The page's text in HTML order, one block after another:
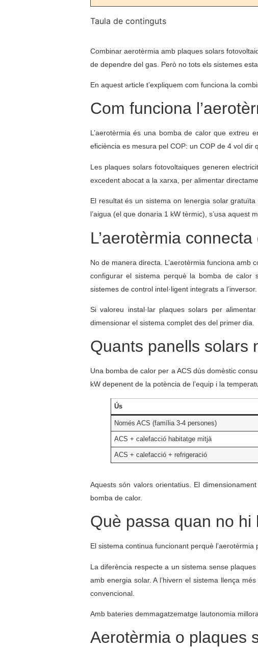
Taula de continguts
Combinar aerotèrmia amb plaques solars
de dependre del gas. Però no tots els sistemes
En aquest article t’expliquem com funciona la
Com funciona
L’aerotèrmia és una bomba de calor que extreu
eficiència es mesura pel COP: un COP de 4 vol dir
Les plaques solars fotovoltaiques generen
excedent abocat a la xarxa, per alimentar
El resultat és un sistema on lenergia solar
l’aigua (el que donaria 1 kW tèrmic), s’usa aquest
L’aerotèrmia
No de manera directa. L’aerotèrmia funciona amb
configurar el sistema perquè la bomba de calor
sistemes de control intel·ligent integrats a l’inversor.
Si valoreu instal·lar plaques solars per
dimensionar el sistema complet des del primer dia.
Quants panells solars
Una bomba de calor per a ACS dús domèstic
kW depenent de la potència de l’equip i la
Ús
Només ACS (família 3-4 persones)
ACS + calefacció habitatge mitjà
ACS + calefacció + refrigeració
Aquests són valors orientatius. El
bomba de calor.
Què passa quan no hi
El sistema continua funcionant perquè
La diferència respecte a un sistema sense
amb energia solar. A l’hivern el sistema llença
convencional.
Amb bateries demmagatzematge lautonomia
Aerotèrmia o plaques